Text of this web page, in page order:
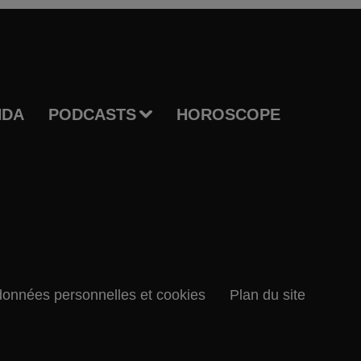
PODCASTS HOROSCOPE
personnelles et cookies Plan du site